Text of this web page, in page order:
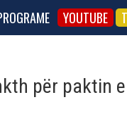
YOUTUBE
për paktin